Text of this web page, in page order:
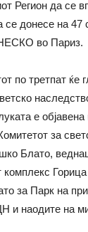
Регион да се
донесе на 47
во Париз.
по третпат ќе
е
за
Блато,
за Парк на
и наодите на